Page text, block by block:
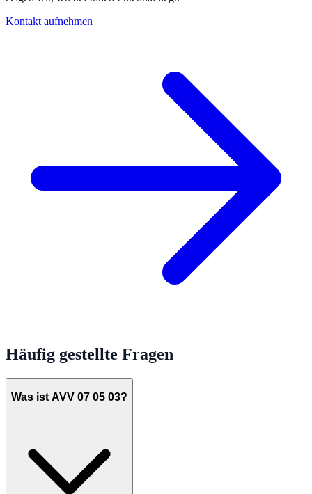
Kontakt aufnehmen
Häufig gestellte Fragen
Was ist AVV 07 05 03?